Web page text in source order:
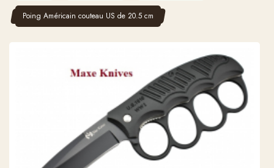
Poing Américain couteau US de 20.5 cm